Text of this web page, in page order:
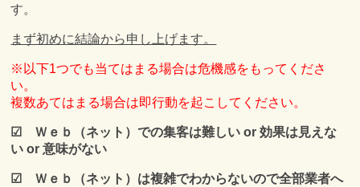
す。
まず初めに結論から申し上げます。
※以下1つでも当てはまる場合は危機感をもってくださ
い。
複数あてはまる場合は即行動を起こしてください。
☑ Ｗｅｂ（ネット）での集客は難しい or 効果は見えな
い or 意味がない
☑ Ｗｅｂ（ネット）は複雑でわからないので全部業者へ